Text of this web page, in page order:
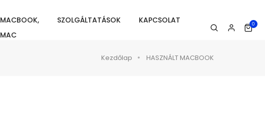
MACBOOK,
MAC
SZOLGÁLTATÁSOK KAPCSOLAT 0
Kezdőlap HASZNÁLT MACBOOK